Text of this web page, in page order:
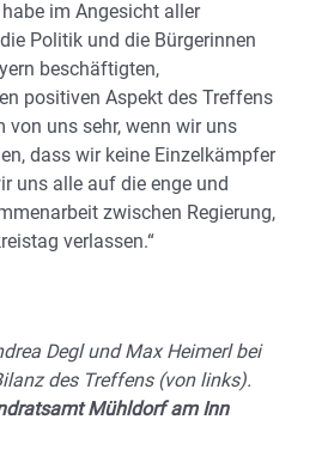
im Angesicht aller
Politik und die Bürgerinnen
beschäftigten,
positiven Aspekt des Treffens
von uns sehr, wenn wir uns
dass wir keine Einzelkämpfer
uns alle auf die enge und
zwischen Regierung,
verlassen.“
Degl und Max Heimerl bei
des Treffens (von links).
Mühldorf am Inn